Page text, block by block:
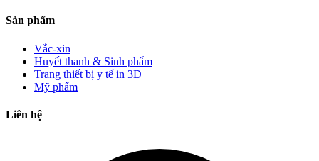
Sản phẩm
Vắc-xin
Huyết thanh & Sinh phẩm
Trang thiết bị y tế in 3D
Mỹ phẩm
Liên hệ